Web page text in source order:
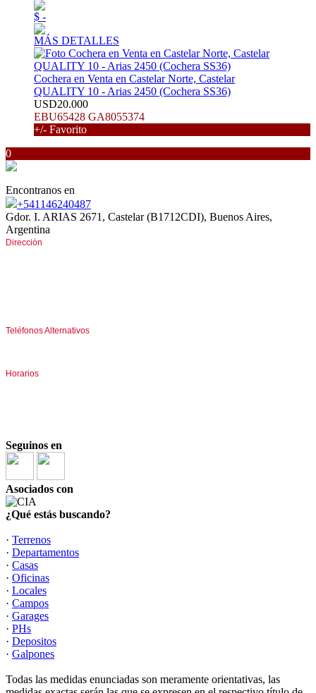
$ -
MÁS DETALLES
Cochera en Venta en Castelar Norte, Castelar
QUALITY 10 - Arias 2450 (Cochera SS36)
USD20.000
EBU65428 GA8055374
+/- Favorito
0
Encontranos en
+541146240487
Gdor. I. ARIAS 2671, Castelar (B1712CDI), Buenos Aires,
Argentina
Dirección
Teléfonos Alternativos
Horarios
Seguinos en
Asociados con
¿Qué estás buscando?
· Terrenos
· Departamentos
· Casas
· Oficinas
· Locales
· Campos
· Garages
· PHs
· Depositos
· Galpones
Todas las medidas enunciadas son meramente orientativas, las